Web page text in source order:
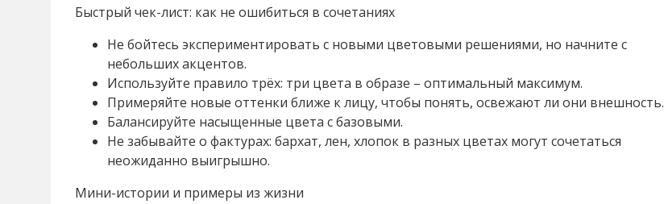
Быстрый чек-лист: как не ошибиться в сочетаниях
Не бойтесь экспериментировать с новыми цветовыми решениями, но начните с
небольших акцентов.
Используйте правило трёх: три цвета в образе – оптимальный максимум.
Примеряйте новые оттенки ближе к лицу, чтобы понять, освежают ли они внешность.
Балансируйте насыщенные цвета с базовыми.
Не забывайте о фактурах: бархат, лен, хлопок в разных цветах могут сочетаться
неожиданно выигрышно.
Мини-истории и примеры из жизни